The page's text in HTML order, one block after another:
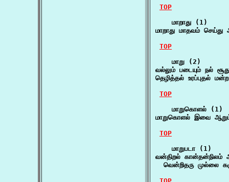
TOP
    மாறாது (1)
மாறாது மாதவம் செய்து
TOP
    மாறு (2)
வல்லும் படையும் நல்
தெழித்தல் உரப்புதல்
TOP
    மாறுகொளல் (1)
மாறுகொளல் இவை
TOP
    மாறுபடா (1)
வன்திறல் கான்தன்நிலம்
வென்றிதரு முல்லை